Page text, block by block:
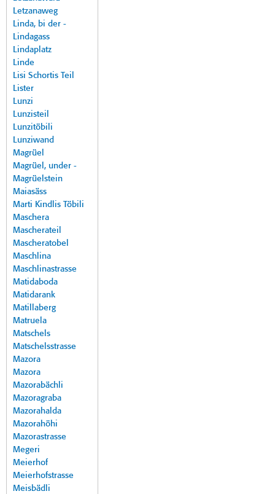
Letzanaweg
Linda, bi der -
Lindagass
Lindaplatz
Linde
Lisi Schortis Teil
Lister
Lunzi
Lunzisteil
Lunzitöbili
Lunziwand
Magrüel
Magrüel, under -
Magrüelstein
Maiasäss
Marti Kindlis Töbili
Maschera
Mascherateil
Mascheratobel
Maschlina
Maschlinastrasse
Matidaboda
Matidarank
Matillaberg
Matruela
Matschels
Matschelsstrasse
Mazora
Mazora
Mazorabächli
Mazoragraba
Mazorahalda
Mazorahöhi
Mazorastrasse
Megeri
Meierhof
Meierhofstrasse
Meisbädli